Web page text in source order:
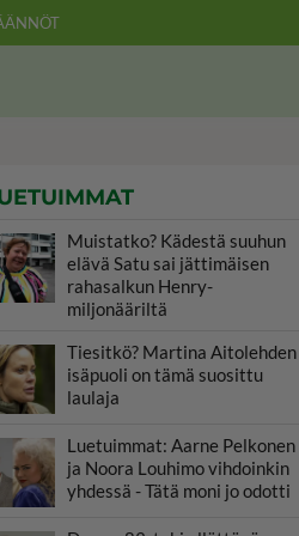
Muistatko? Kädestä suuhun
elävä Satu sai jättimäisen
rahasalkun Henry-
miljonääriltä
Tiesitkö? Martina Aitolehden
isäpuoli on tämä suosittu
laulaja
Luetuimmat: Aarne Pelkonen
ja Noora Louhimo vihdoinkin
yhdessä - Tätä moni jo odotti